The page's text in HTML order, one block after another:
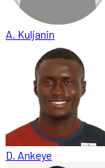
A. Kuljanin
D. Ankeye